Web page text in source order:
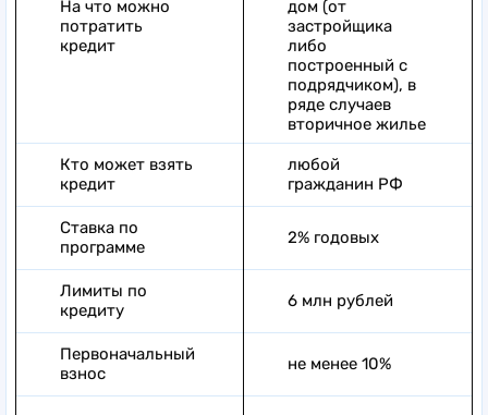
На что можно
потратить
кредит
дом (от
застройщика
либо
построенный с
подрядчиком), в
ряде случаев
вторичное жилье
Кто может взять
кредит
любой
гражданин РФ
Ставка по
программе
2% годовых
Лимиты по
кредиту
6 млн рублей
Первоначальный
взнос
не менее 10%